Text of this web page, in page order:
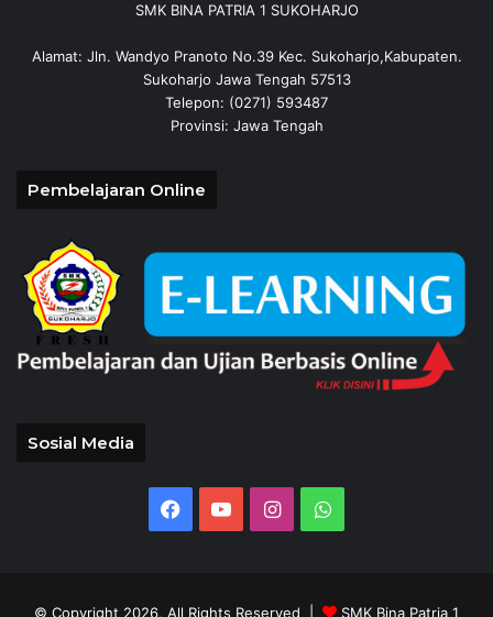
SMK BINA PATRIA 1 SUKOHARJO
Alamat: Jln. Wandyo Pranoto No.39 Kec. Sukoharjo,Kabupaten.
Sukoharjo Jawa Tengah 57513
Telepon: (0271) 593487
Provinsi: Jawa Tengah
Pembelajaran Online
Sosial Media
Facebook
YouTubeInstagramWhatsApp
© Copyright 2026, All Rights Reserved | SMK Bina Patria 1